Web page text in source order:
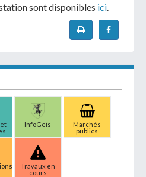
sont disponibles ici
InfoGeis
Marchés
publics
Travaux en
cours